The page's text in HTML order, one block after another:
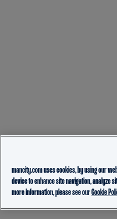
mancity.com uses cookies, by using our
device to enhance site navigation, analyze
more information, please see ourCookie